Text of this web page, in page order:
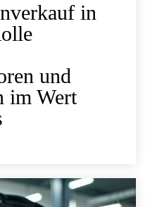
in
und
im Wert